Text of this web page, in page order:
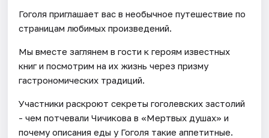
Гоголя приглашает вас в необычное путешествие по
страницам любимых произведений.
Мы вместе заглянем в гости к героям известных
книг и посмотрим на их жизнь через призму
гастрономических традиций.
Участники раскроют секреты гоголевских застолий
- чем потчевали Чичикова в «Мертвых душах» и
почему описания еды у Гоголя такие аппетитные.